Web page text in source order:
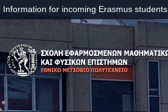
Information for incoming Erasmus students